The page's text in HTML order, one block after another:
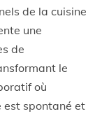
de la cuisine
une
de
le
où
est spontané et